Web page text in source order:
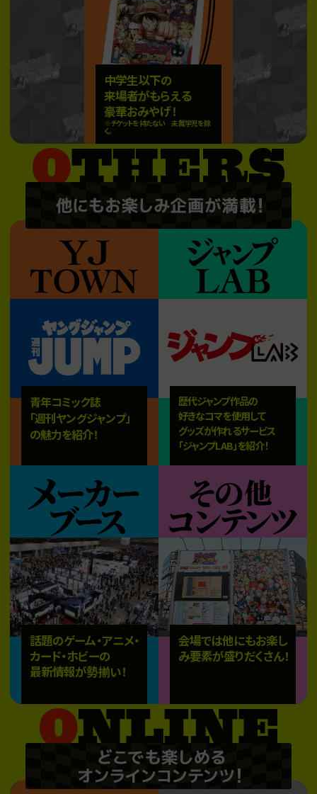
中学生以下の
来場者がもらえる
豪華おみやげ！
※チケットを持たない 未就学児を除
く。
青年コミック誌
「週刊ヤングジャンプ」
の魅力を紹介！
歴代ジャンプ作品の
好きなコマを使用して
グッズが作れるサービス
「ジャンプLAB」を紹介！
話題のゲーム・アニメ・
カード・ホビーの
最新情報が勢揃い！
会場では他にもお楽し
み要素が盛りだくさん！